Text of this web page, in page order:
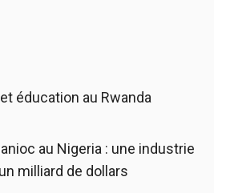
éducation au Rwanda
au Nigeria : une industrie
milliard de dollars